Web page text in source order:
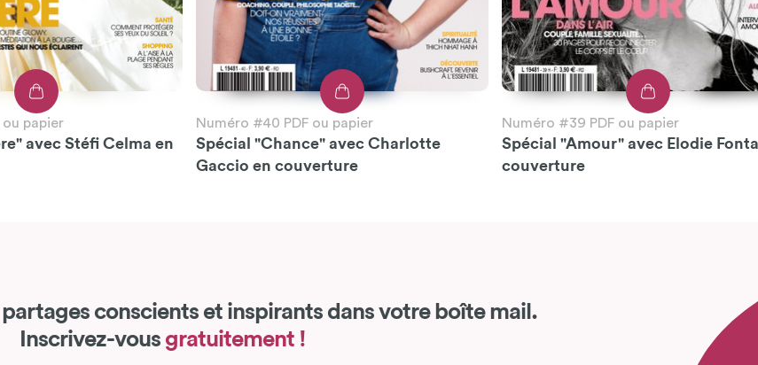
ou papier
avec Stéfi Celma en
Numéro #40 PDF ou papier
Spécial "Chance" avec Charlotte
Gaccio en couverture
Numéro #39 PDF ou papier
Spécial "Amour" avec Elodie
couverture
conscients et inspirants dans votre boîte mail.
Inscrivez-vous gratuitement !